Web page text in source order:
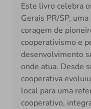
Este livro celebra
Gerais PR/SP,
coragem de
cooperativismo e
desenvolvimento
onde atua. Desde
cooperativa
local para uma
cooperativo,